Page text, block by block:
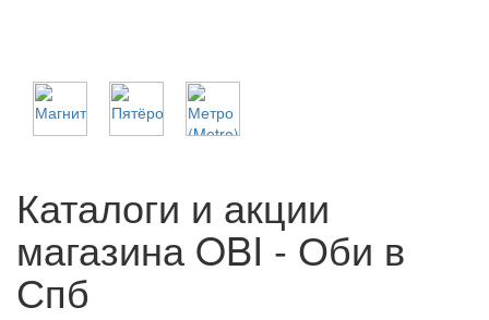
Каталоги и акции
магазина OBI - Оби в
Спб